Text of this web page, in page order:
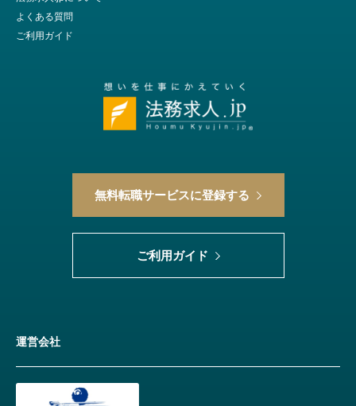
無料転職サービスに登録する
ご利用ガイド
運営会社
よくある質問
ご利用ガイド